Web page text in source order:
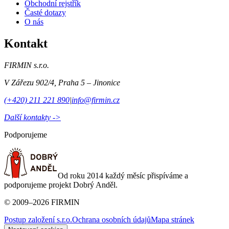
Obchodní rejstřík
Časté dotazy
O nás
Kontakt
FIRMIN s.r.o.
V Zářezu 902/4 Praha 5 – Jinonice
(+420) 211 221 890|info@firmin.cz
Další kontakty ->
Podporujeme
Od roku 2014 každý měsíc přispíváme a
podporujeme projekt Dobrý Anděl.
© 2009–2026 FIRMIN
Postup založení s.r.o.Ochrana osobních údajůMapa stránek